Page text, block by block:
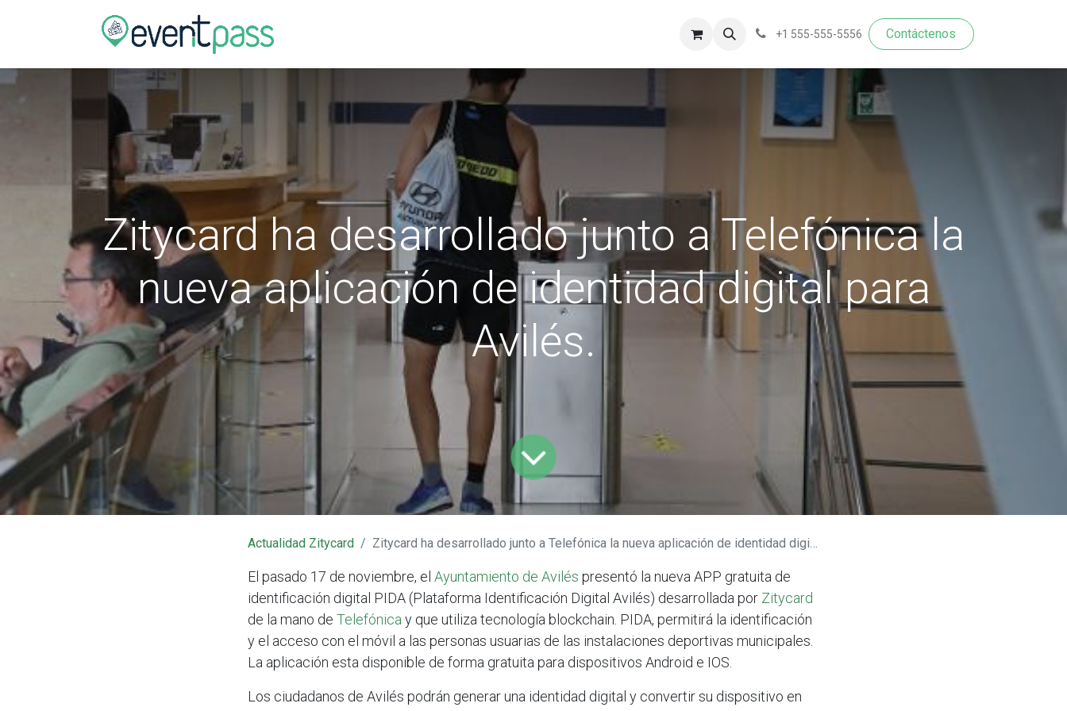
+1 555-555-5556 Contáctenos​​​​
Zitycard ha desarrollado junto a Telefónica la
nueva aplicación de identidad digital para
Avilés.
Actualidad Zitycard Zitycard ha desarrollado junto a Telefónica la nueva aplicación de identidad digital para Avilés.
El pasado 17 de noviembre, el Ayuntamiento de Avilés presentó la nueva APP gratuita de
identificación digital PIDA (Plataforma Identificación Digital Avilés) desarrollada por Zitycard
de la mano de Telefónica y que utiliza tecnología blockchain. PIDA, permitirá la identificación
y el acceso con el móvil a las personas usuarias de las instalaciones deportivas municipales.
La aplicación esta disponible de forma gratuita para dispositivos Android e IOS.
Los ciudadanos de Avilés podrán generar una identidad digital y convertir su dispositivo en